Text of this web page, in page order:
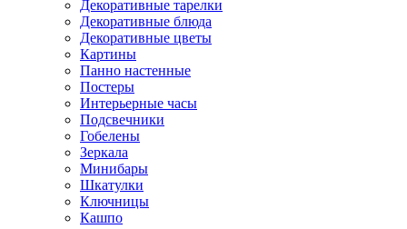
Декоративные тарелки
Декоративные блюда
Декоративные цветы
Картины
Панно настенные
Постеры
Интерьерные часы
Подсвечники
Гобелены
Зеркала
Минибары
Шкатулки
Ключницы
Кашпо